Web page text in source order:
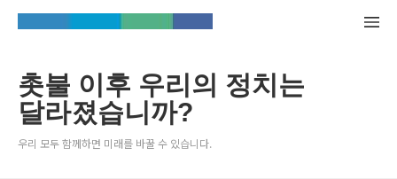
촛불 이후 우리의 정치는
달라졌습니까?
우리 모두 함께하면 미래를 바꿀 수 있습니다.